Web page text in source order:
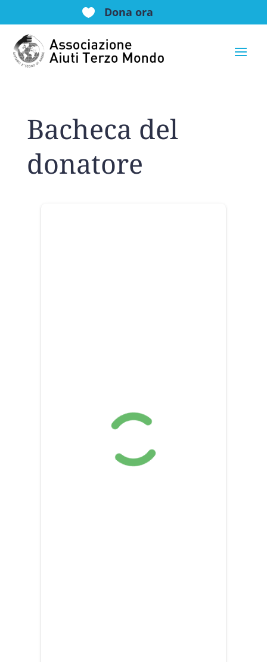
 Dona ora
Bacheca del
donatore